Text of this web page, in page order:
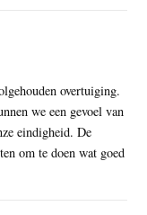
overtuiging.
we een gevoel van
eindigheid. De
om te doen wat goed